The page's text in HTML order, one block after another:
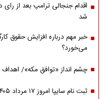
اقدام جنجالی ترامپ بعد از
شد
خبر مهم درباره افزایش حقوق
می‌خورد؟
چشم انداز «توافق مکه»/
ثبت نام سایپا امروز ۱۷ مرداد ۱۴۰۵ | با ۵۰۰ میلیون کوییک S بخرید